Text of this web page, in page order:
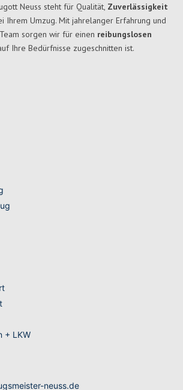
Neuss steht für Qualität, Zuverlässigkeit
Ihrem Umzug. Mit jahrelanger Erfahrung und
sorgen wir für einen reibungslosen
Ihre Bedürfnisse zugeschnitten ist.
+ LKW
neuss.de